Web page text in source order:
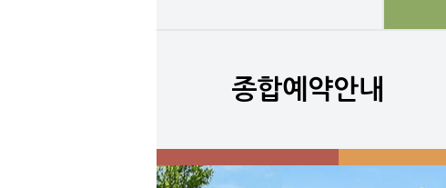
종합예약안내